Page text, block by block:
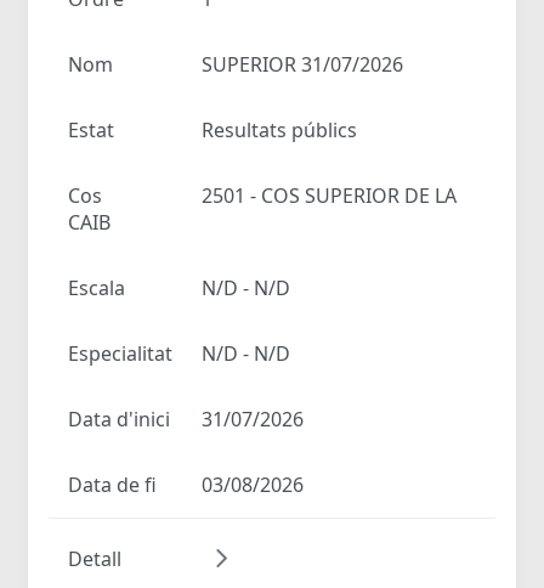
Nom SUPERIOR 31/07/2026
Estat Resultats públics
Cos
2501 - COS SUPERIOR DE LA
CAIB
Escala N/D - N/D
Especialitat N/D - N/D
Data d'inici 31/07/2026
Data de fi 03/08/2026
Detall